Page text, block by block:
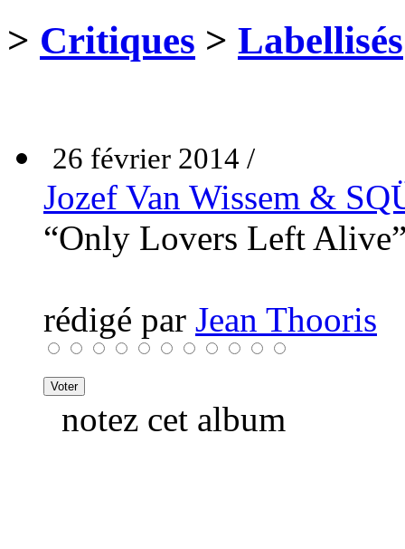
> Critiques > Labellisés
26 février 2014 /
Jozef Van Wissem &
“Only Lovers Left
rédigé par Jean Thooris
notez cet album